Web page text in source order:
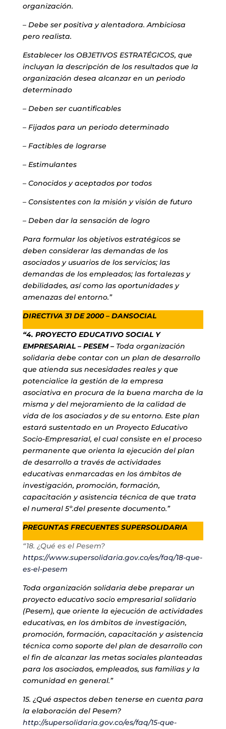
organización.
– Debe ser positiva y alentadora. Ambiciosa
pero realista.
Establecer los OBJETIVOS ESTRATÉGICOS, que
incluyan la descripción de los resultados que la
organización desea alcanzar en un periodo
determinado
– Deben ser cuantificables
– Fijados para un periodo determinado
– Factibles de lograrse
– Estimulantes
– Conocidos y aceptados por todos
– Consistentes con la misión y visión de futuro
– Deben dar la sensación de logro
Para formular los objetivos estratégicos se
deben considerar las demandas de los
asociados y usuarios de los servicios; las
demandas de los empleados; las fortalezas y
debilidades, así como las oportunidades y
amenazas del entorno.”
DIRECTIVA 31 DE 2000 – DANSOCIAL
“4. PROYECTO EDUCATIVO SOCIAL Y
EMPRESARIAL – PESEM – Toda organización
solidaria debe contar con un plan de desarrollo
que atienda sus necesidades reales y que
potencialice la gestión de la empresa
asociativa en procura de la buena marcha de la
misma y del mejoramiento de la calidad de
vida de los asociados y de su entorno. Este plan
estará sustentado en un Proyecto Educativo
Socio-Empresarial, el cual consiste en el proceso
permanente que orienta la ejecución del plan
de desarrollo a través de actividades
educativas enmarcadas en los ámbitos de
investigación, promoción, formación,
capacitación y asistencia técnica de que trata
el numeral 5º.del presente documento.”
PREGUNTAS FRECUENTES SUPERSOLIDARIA
“18. ¿Qué es el Pesem?
https://www.supersolidaria.gov.co/es/faq/18-que-
es-el-pesem
Toda organización solidaria debe preparar un
proyecto educativo socio empresarial solidario
(Pesem), que oriente la ejecución de actividades
educativas, en los ámbitos de investigación,
promoción, formación, capacitación y asistencia
técnica como soporte del plan de desarrollo con
el fin de alcanzar las metas sociales planteadas
para los asociados, empleados, sus familias y la
comunidad en general.”
15. ¿Qué aspectos deben tenerse en cuenta para
la elaboración del Pesem?
http://supersolidaria.gov.co/es/faq/15-que-